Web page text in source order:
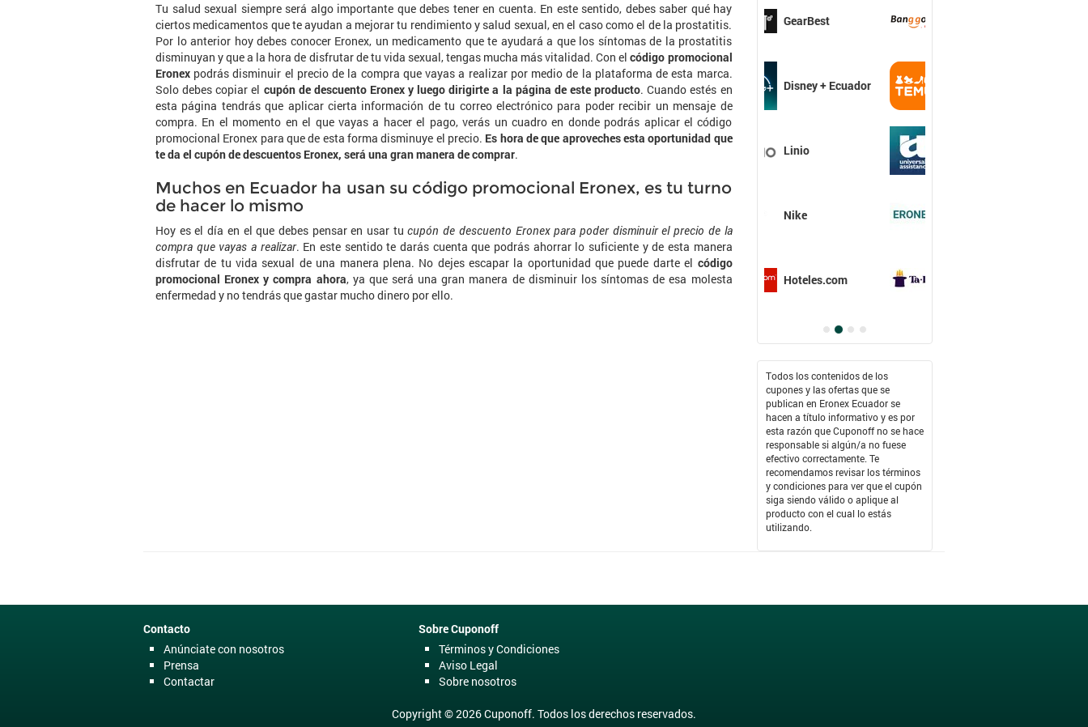
Tu salud sexual siempre será algo importante que debes tener en cuenta. En este sentido, debes saber qué hay
ciertos medicamentos que te ayudan a mejorar tu rendimiento y salud sexual, en el caso como el de la prostatitis.
Por lo anterior hoy debes conocer Eronex, un medicamento que te ayudará a que los síntomas de la prostatitis
disminuyan y que a la hora de disfrutar de tu vida sexual, tengas mucha más vitalidad. Con elcódigo promocional
Eronex podrás disminuir el precio de la compra que vayas a realizar por medio de la plataforma de esta marca.
Solo debes copiar el cupón de descuento Eronex y luego dirigirte a la página de este producto. Cuando estés en
esta página tendrás que aplicar cierta información de tu correo electrónico para poder recibir un mensaje de
compra. En el momento en el que vayas a hacer el pago, verás un cuadro en donde podrás aplicar el código
promocional Eronex para que de esta forma disminuye el precio. Es hora de que aproveches esta oportunidad que
te da el cupón de descuentos Eronex, será una gran manera de comprar.
Muchos en Ecuador ha usan su código promocional Eronex, es tu turno
de hacer lo mismo
Hoy es el día en el que debes pensar en usar tucupón de descuento Eronex para poder disminuir el precio de la
compra que vayas a realizar. En este sentido te darás cuenta que podrás ahorrar lo suficiente y de esta manera
disfrutar de tu vida sexual de una manera plena. No dejes escapar la oportunidad que puede darte el código
promocional Eronex y compra ahora, ya que será una gran manera de disminuir los síntomas de esa molesta
enfermedad y no tendrás que gastar mucho dinero por ello.
Banggood
Temu
Eronex Ecuador
TaDa Ecuador
Todos los contenidos de los
cupones y las ofertas que se
publican en Eronex Ecuador se
hacen a título informativo y es por
esta razón que Cuponoff no se hace
responsable si algún/a no fuese
efectivo correctamente. Te
recomendamos revisar los términos
y condiciones para ver que el cupón
siga siendo válido o aplique al
producto con el cual lo estás
utilizando.
Contacto
Anúnciate con nosotros
Prensa
Contactar
Sobre Cuponoff
Términos y Condiciones
Aviso Legal
Sobre nosotros
Copyright © 2026 Cuponoff. Todos los derechos reservados.